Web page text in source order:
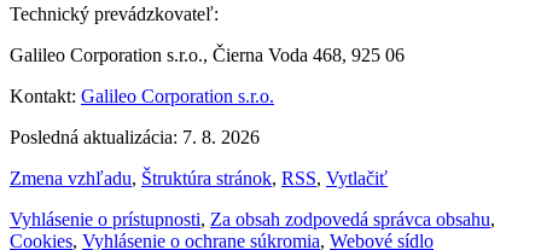
Technický prevádzkovateľ:
Galileo Corporation s.r.o., Čierna Voda 468, 925 06
Kontakt: Galileo Corporation s.r.o.
Posledná aktualizácia: 7. 8. 2026
Zmena vzhľadu, Štruktúra stránok, RSS, Vytlačiť
Vyhlásenie o prístupnosti, Za obsah zodpovedá správca obsahu,
Cookies, Vyhlásenie o ochrane súkromia, Webové sídlo